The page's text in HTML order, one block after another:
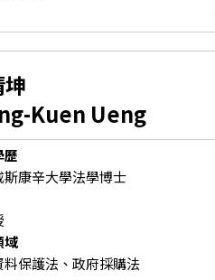
Kuen Ueng
歷
斯康辛大學法學博士
域
料保護法、政府採購法